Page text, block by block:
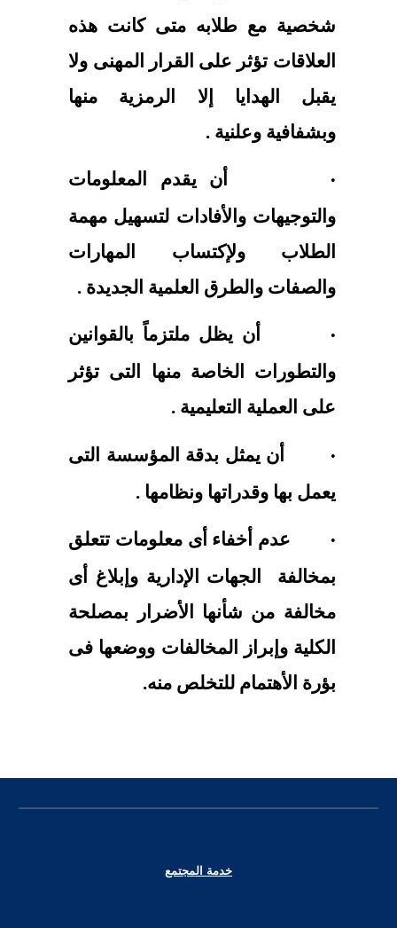
شخصية مع طلابه متى كانت هذه
العلاقات تؤثر على القرار المهنى ولا
يقبل الهدايا إلا الرمزية منها
وبشفافية وعلنية .
·
أن يقدم المعلومات
والتوجيهات والأفادات لتسهيل مهمة
الطلاب ولإكتساب المهارات
والصفات والطرق العلمية الجديدة .
·
أن يظل ملتزماً بالقوانين
والتطورات الخاصة منها التى تؤثر
على العملية التعليمية .
·
أن يمثل بدقة المؤسسة التى
يعمل بها وقدراتها ونظامها .
·
عدم أخفاء أى معلومات تتعلق
بمخالفة الجهات الإدارية وإبلاغ أى
مخالفة من شأنها الأضرار بمصلحة
الكلية وإبراز المخالفات ووضعها فى
بؤرة الأهتمام للتخلص منه.
خدمة المجتمع